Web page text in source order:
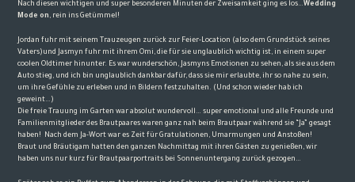
Nach diesen wichtigen und super besonderen Minuten der Zweisamkeit ging es los…Wedding
Mode on , rein ins Getümmel!
Jordan fuhr mit seinem Trauzeugen zurück zur Feier-Location (also dem Grundstück seines
Vaters)und Jasmyn fuhr mit ihrem Omi, die für sie unglaublich wichtig ist, in einem super
coolen Oldtimer hinunter. Es war wunderschön, Jasmyns Emotionen zu sehen, als sie aus dem
Auto stieg, und ich bin unglaublich dankbar dafür, dass sie mir erlaubte, ihr so ​​nahe zu sein,
um ihre Gefühle zu erleben und in Bildern festzuhalten. (Und schon wieder hab ich
geweint…)
Die freie Trauung im Garten war absolut wundervoll… super emotional und alle Freunde und
Familienmitglieder des Brautpaares waren ganz nah beim Brautpaar während sie “Ja” gesagt
haben! Nach dem Ja-Wort war es Zeit für Gratulationen, Umarmungen und Anstoßen!
Braut und Bräutigam hatten den ganzen Nachmittag mit ihren Gästen zu genießen, wir
haben uns nur kurz für Brautpaarportraits bei Sonnenuntergang zurück gezogen…